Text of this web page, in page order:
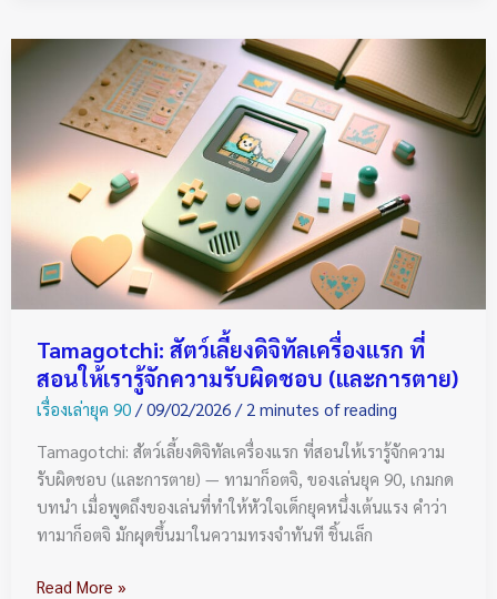
Tamagotchi: สัตว์เลี้ยงดิจิทัลเครื่องแรก ที่
สอนให้เรารู้จักความรับผิดชอบ (และการตาย)
เรื่องเล่ายุค 90/09/02/2026 / 2 minutes of reading
Tamagotchi: สัตว์เลี้ยงดิจิทัลเครื่องแรก ที่สอนให้เรารู้จักความ
รับผิดชอบ (และการตาย) — ทามาก็อตจิ, ของเล่นยุค 90, เกมกด
บทนำ เมื่อพูดถึงของเล่นที่ทำให้หัวใจเด็กยุคหนึ่งเต้นแรง คำว่า
ทามาก็อตจิ มักผุดขึ้นมาในความทรงจำทันที ชิ้นเล็ก
Tamagotchi:
ดิจิทัล
เครื่อง
สอน
ให้
ความ
รับ
ผิด
(และ
Read More »